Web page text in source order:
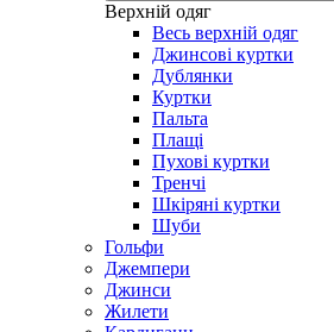
Верхній одяг
Весь верхній одяг
Джинсові куртки
Дублянки
Куртки
Пальта
Плащі
Пухові куртки
Тренчі
Шкіряні куртки
Шуби
Гольфи
Джемпери
Джинси
Жилети